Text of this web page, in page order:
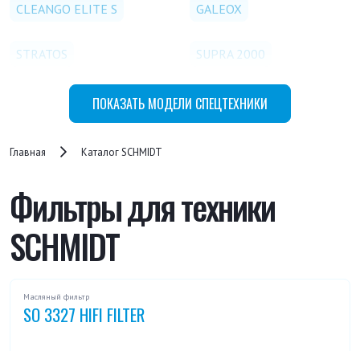
CLEANGO ELITE S GALEOX
STRATOS SUPRA 2000
SWINGO 225
SWINGO 325
ПОКАЗАТЬ МОДЕЛИ СПЕЦТЕХНИКИ
Главная Каталог SCHMIDT
Фильтры для техники
SCHMIDT
Масляный фильтр
SO 3327 HIFI FILTER